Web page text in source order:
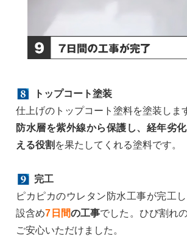
トップコート塗装
仕上げのトップコート塗料を塗装しま
防水層を紫外線から保護し、経年劣
える役割 を果たしてくれる塗料です。
完工
ピカピカのウレタン防水工事が完工
設含め7日間の工事でした。ひび割れ
ご安心いただけました。